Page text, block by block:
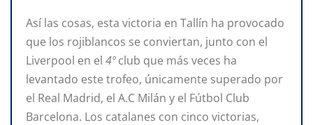
Así las cosas, esta victoria en Tallín ha provocado
que los rojiblancos se conviertan, junto con el
Liverpool en el 4ºclub que más veces ha
levantado este trofeo, únicamente superado por
el Real Madrid, el A.C Milán y el Fútbol Club
Barcelona. Los catalanes con cinco victorias,